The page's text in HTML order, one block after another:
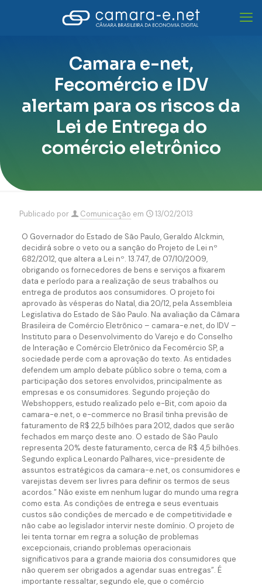
Camara e-net,
Fecomércio e IDV
alertam para os riscos da
Lei de Entrega do
comércio eletrônico
Publicado por Comunicação em 13/02/2013
O Governador do Estado de São Paulo, Geraldo Alckmin,
decidirá sobre o veto ou a sanção do Projeto de Lei nº
682/2012, que altera a Lei nº. 13.747, de 07/10/2009,
obrigando os fornecedores de bens e serviços a fixarem
data e período para a realização de seus trabalhos ou
entrega de produtos aos consumidores. O projeto foi
aprovado às vésperas do Natal, dia 20/12, pela Assembleia
Legislativa do Estado de São Paulo. Na avaliação da Câmara
Brasileira de Comércio Eletrônico – camara-e.net, do IDV –
Instituto para o Desenvolvimento do Varejo e do Conselho
de Interação e Comércio Eletrônico da Fecomércio SP, a
sociedade perde com a aprovação do texto. As entidades
defendem um amplo debate público sobre o tema, com a
participação dos setores envolvidos, principalmente as
empresas e os consumidores. Segundo projeção do
Webshoppers, estudo realizado pelo e-Bit, com apoio da
camara-e.net, o e-commerce no Brasil tinha previsão de
faturamento de R$ 22,5 bilhões para 2012, dados que serão
fechados em março deste ano. O estado de São Paulo
representa 20% deste faturamento, cerca de R$ 4,5 bilhões.
Segundo explica Leonardo Palhares, vice-presidente de
assuntos estratégicos da camara-e.net, os consumidores e
varejistas devem ser livres para definir os termos de seus
acordos.” Não existe em nenhum lugar do mundo uma regra
como esta. As condições de entrega e seus eventuais
custos são condições de mercado e de competitividade e
não cabe ao legislador intervir neste domínio. O projeto de
lei tenta tornar em regra a solução de problemas
excepcionais, criando problemas operacionais
significativos para a grande maioria dos consumidores que
não querem ser obrigados a agendar suas entregas”. É
importante ressaltar, segundo ele, que o comércio